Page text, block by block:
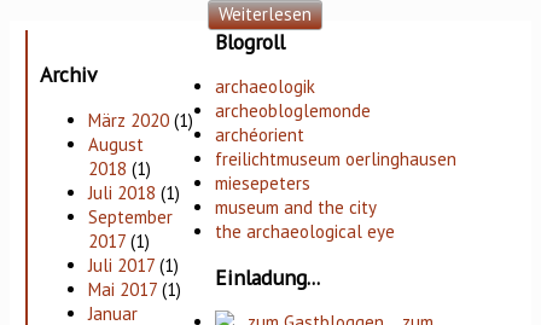
Weiterlesen
Archiv
März 2020 (1)
August
2018 (1)
Juli 2018 (1)
September
2017 (1)
Juli 2017 (1)
Mai 2017 (1)
Januar
Blogroll
archaeologik
archeobloglemonde
archéorient
freilichtmuseum oerlinghausen
miesepeters
museum and the city
the archaeological eye
Einladung...